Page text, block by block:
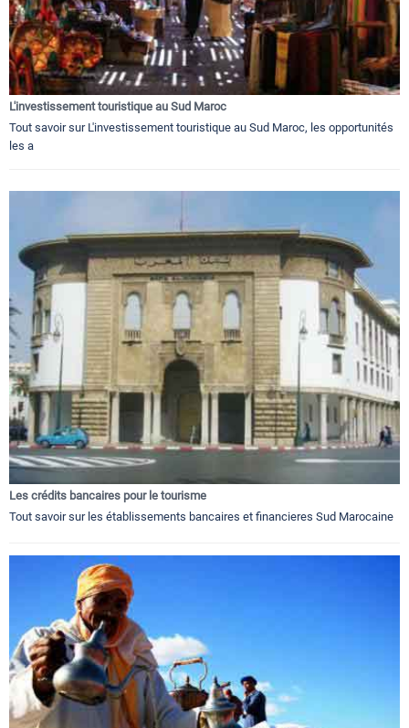
L'investissement touristique au Sud Maroc
Tout savoir sur L'investissement touristique au Sud Maroc, les opportunités
les a
Les crédits bancaires pour le tourisme
Tout savoir sur les établissements bancaires et financieres Sud Marocaine